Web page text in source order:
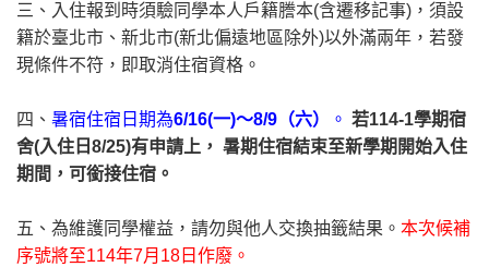
三、入住報到時須驗同學本人戶籍謄本(含遷移記事)，須設
籍於臺北市、新北市(新北偏遠地區除外)以外滿兩年，若發
現條件不符，即取消住宿資格。
四、 暑宿住宿日期為6/16(一)～8/9（六） 。 若114-1學期宿
舍(入住日8/25)有申請上， 暑期住宿結束至新學期開始入住
期間，可銜接住宿。
五、為維護同學權益，請勿與他人交換抽籤結果。 本次候補
序號將至114年7月18日作廢。